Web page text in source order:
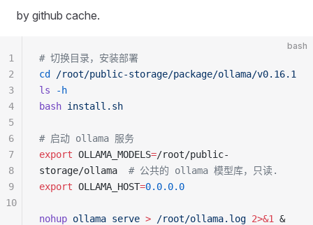
by github cache.
bash
# 切换目录，安装部署
cd
/root/public-storage/package/ollama/v0.16.1
ls -h
bash install.sh
# 启动 ollama 服务
export OLLAMA_MODELS=/root/public-
storage/ollama # 公共的 ollama 模型库，只读.
export OLLAMA_HOST=0.0.0.0
nohup ollama serve > /root/ollama.log 2>&1 &
1
2
3
4
5
6
7
8
9
10